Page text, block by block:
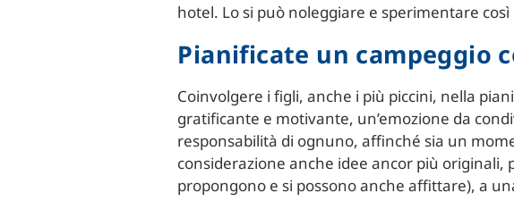
hotel. Lo si può noleggiare e sperimentare
Pianificate un campeggio
Coinvolgere i figli, anche i più piccini, nella
gratificante e motivante, un’emozione da
responsabilità di ognuno, affinché sia un
considerazione anche idee ancor più
propongono e si possono anche affittare), a